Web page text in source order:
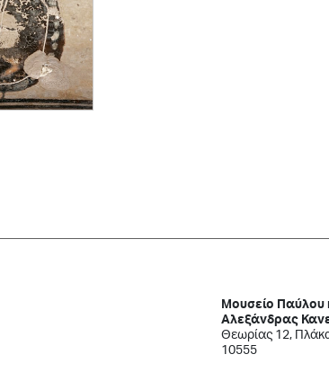
Μουσείο Παύλου
Αλεξάνδρας
Θεωρίας 12,
10555